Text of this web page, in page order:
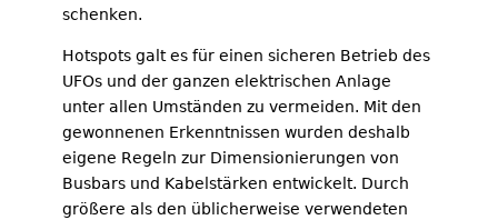
schenken.
Hotspots galt es für einen sicheren Betrieb des
UFOs und der ganzen elektrischen Anlage
unter allen Umständen zu vermeiden. Mit den
gewonnenen Erkenntnissen wurden deshalb
eigene Regeln zur Dimensionierungen von
Busbars und Kabelstärken entwickelt. Durch
größere als den üblicherweise verwendeten